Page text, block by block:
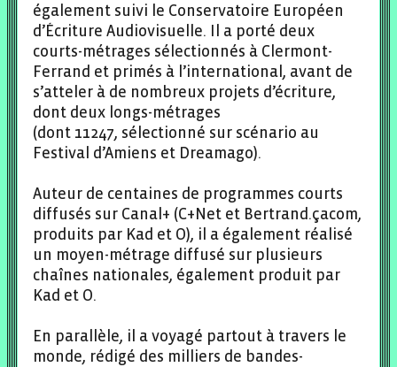
également suivi le Conservatoire Européen
d’Écriture Audiovisuelle. Il a porté deux
courts-métrages sélectionnés à Clermont-
Ferrand et primés à l’international, avant de
s’atteler à de nombreux projets d’écriture,
dont deux longs-métrages
(dont 11247, sélectionné sur scénario au
Festival d’Amiens et Dreamago).
Auteur de centaines de programmes courts
diffusés sur Canal+ (C+Net et Bertrand.çacom,
produits par Kad et O), il a également réalisé
un moyen-métrage diffusé sur plusieurs
chaînes nationales, également produit par
Kad et O.
En parallèle, il a voyagé partout à travers le
monde, rédigé des milliers de bandes-